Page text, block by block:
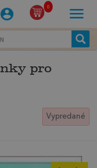
0
pro
Vypredané